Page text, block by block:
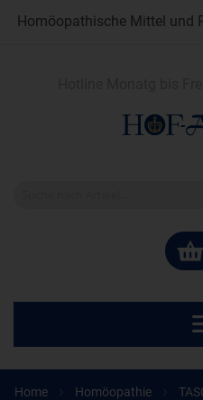
Homöopathische Mittel und
Home Homöopathie